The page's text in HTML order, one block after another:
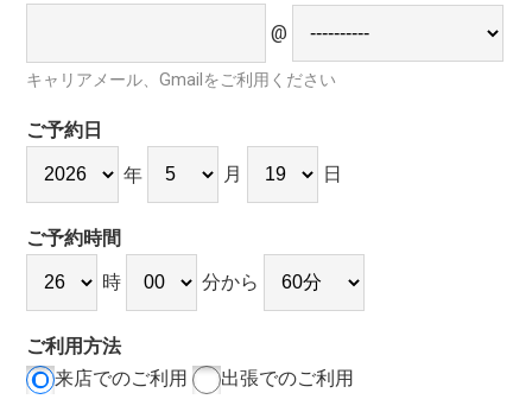
@
キャリアメール、Gmailをご利用ください
ご予約日
年 月 日
ご予約時間
時
分から
ご利用方法
来店でのご利用
出張でのご利用